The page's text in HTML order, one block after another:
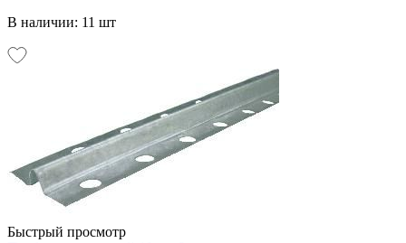
В наличии: 11 шт
Быстрый просмотр